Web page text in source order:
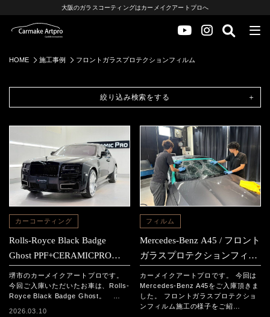
大阪のガラスコーティングはカーメイクアートプロへ
HOME 施工事例 フロントガラスプロテクションフィルム
絞り込み検索をする
カーコーティング
Rolls-Royce Black Badge
Ghost PPF+CERAMICPRO
ION施工事例
堺市のカーメイクアートプロです。
今回ご入庫いただいたお車は、Rolls-
Royce Black Badge Ghost。 …
2026.03.10
フィルム
Mercedes-Benz A45 / フロント
ガラスプロテクションフィル
ム施工
カーメイクアートプロです。 今回は
Mercedes-Benz A45をご入庫頂きま
した。 フロントガラスプロテクショ
ンフィルム施工の様子をご紹…